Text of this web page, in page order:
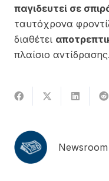
παγιδευτεί σε
ταυτόχρονα
διαθέτει
πλαίσιο αντίδρασης.
Newsroom